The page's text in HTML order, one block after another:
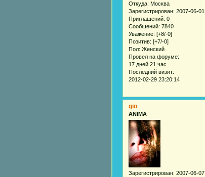
Откуда: Москва
Зарегистрирован: 2007-06-01
Приглашений: 0
Сообщений: 7840
Уважение: [+8/-0]
Позитив: [+7/-0]
Пол: Женский
Провел на форуме:
17 дней 21 час
Последний визит:
2012-02-29 23:20:14
gio
ANIMA
Зарегистрирован: 2007-06-07